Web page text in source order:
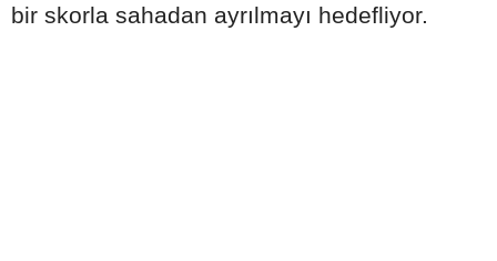
bir skorla sahadan ayrılmayı hedefliyor.